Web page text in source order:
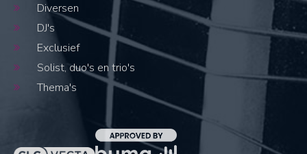
Diversen
DJ's
Exclusief
Solist, duo's en trio's
Thema's